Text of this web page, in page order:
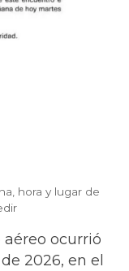
hora y lugar de
ocurrió
2026, en el